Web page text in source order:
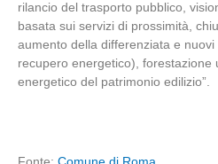
rilancio del trasporto pubblico,
basata sui servizi di prossimità,
aumento della differenziata e nuovi
recupero energetico), forestazione
energetico del patrimonio edilizio”.